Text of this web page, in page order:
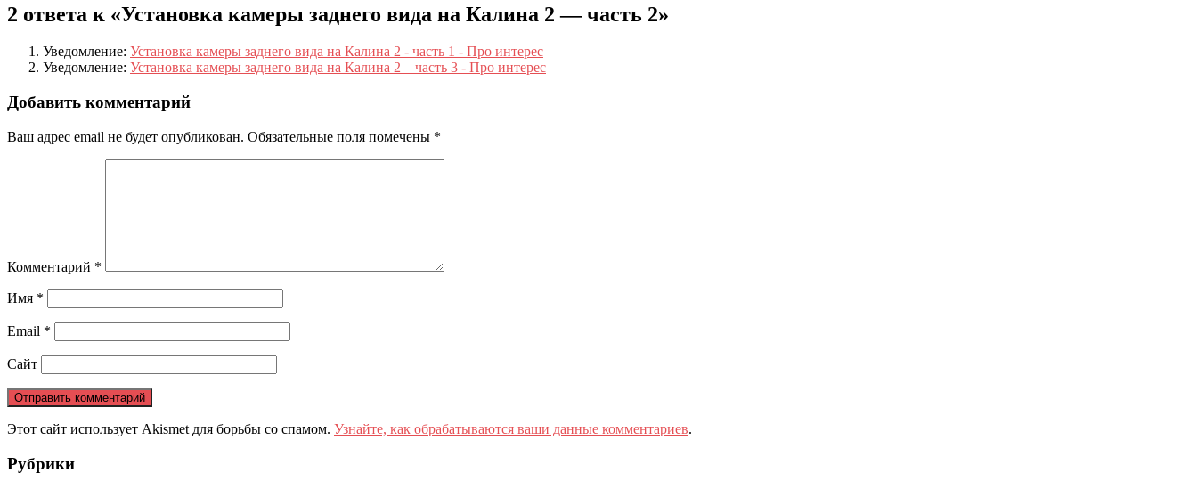
2 ответа к «Установка камеры заднего вида на Калина 2 — часть 2»
Уведомление: Установка камеры заднего вида на Калина 2 - часть 1 - Про интерес
Уведомление: Установка камеры заднего вида на Калина 2 – часть 3 - Про интерес
Добавить комментарий
Ваш адрес email не будет опубликован. Обязательные поля помечены *
Комментарий *
Имя *
Email *
Сайт
Этот сайт использует Akismet для борьбы со спамом. Узнайте, как обрабатываются ваши данные комментариев.
Рубрики